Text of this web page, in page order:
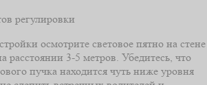
осмотрите световое пятно на стене
расстоянии 3-5 метров. Убедитесь, что
пучка находится чуть ниже уровня